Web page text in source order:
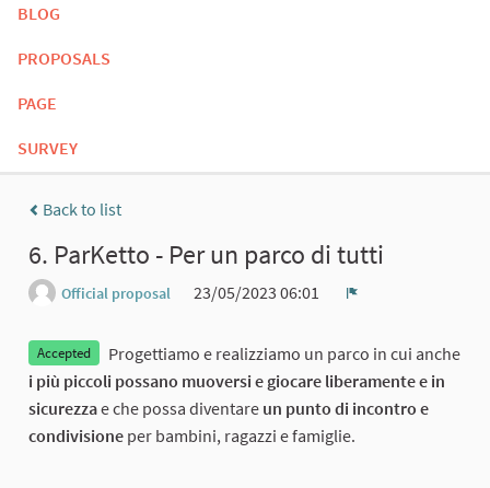
BLOG
PROPOSALS
PAGE
SURVEY
Back to list
6. ParKetto - Per un parco di tutti
Official proposal
23/05/2023 06:01
Accepted
Progettiamo e realizziamo un parco in cui anche
i più piccoli possano muoversi e giocare liberamente e in
sicurezzae che possa diventare un punto di incontro e
condivisione per bambini, ragazzi e famiglie.